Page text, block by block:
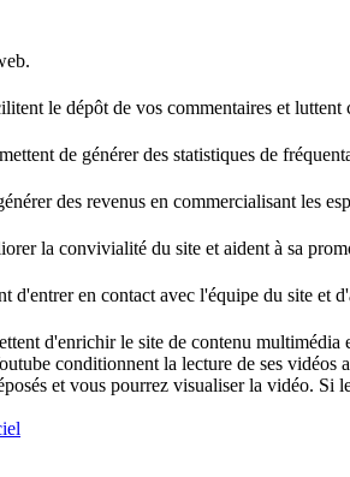
le dépôt de vos commentaires et luttent
de générer des statistiques de
des revenus en commercialisant les
la convivialité du site et aident à sa
d'entrer en contact avec l'équipe du site et
d'enrichir le site de contenu multimédia
conditionnent la lecture de ses
et vous pourrez visualiser la vidéo. Si